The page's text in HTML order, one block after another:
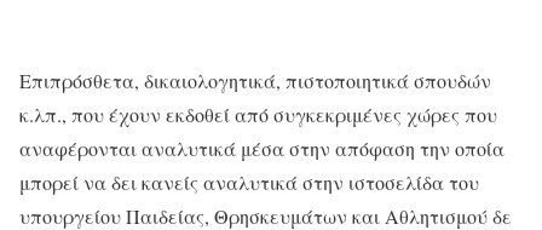
Επιπρόσθετα, δικαιολογητικά, πιστοποιητικά σπουδών
κ.λπ., που έχουν εκδοθεί από συγκεκριμένες χώρες που
αναφέρονται αναλυτικά μέσα στην απόφαση την οποία
μπορεί να δει κανείς αναλυτικά στην ιστοσελίδα του
υπουργείου Παιδείας, Θρησκευμάτων και Αθλητισμού δε